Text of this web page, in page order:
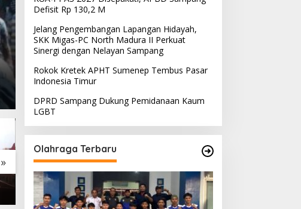
»
DPRD Sampang Dukung
Pemidanaan Kaum LGBT
PPD Desak PLN Madura
Evaluasi Program Lisdes
Sumenep, Ini Sebabnya
Defisit Rp 130,2 M
Jelang Pengembangan Lapangan Hidayah,
SKK Migas-PC North Madura II Perkuat
Sinergi dengan Nelayan Sampang
Rokok Kretek APHT Sumenep Tembus Pasar
Indonesia Timur
DPRD Sampang Dukung Pemidanaan Kaum
LGBT
Olahraga Terbaru